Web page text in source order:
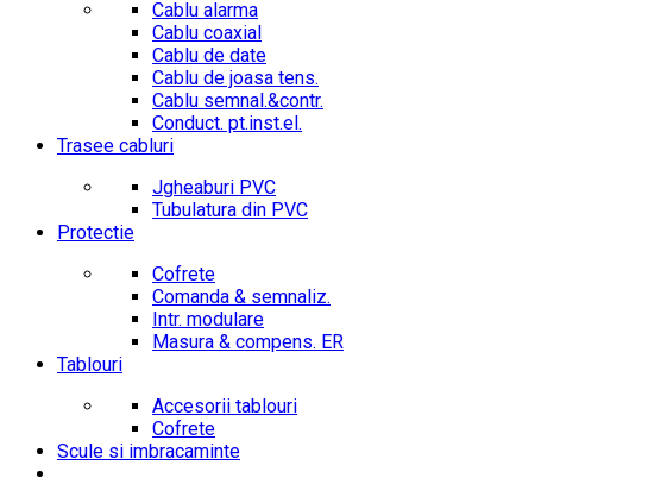
Cablu alarma
Cablu coaxial
Cablu de date
Cablu de joasa tens.
Cablu semnal.&contr.
Conduct. pt.inst.el.
Trasee cabluri
Jgheaburi PVC
Tubulatura din PVC
Protectie
Cofrete
Comanda & semnaliz.
Intr. modulare
Masura & compens. ER
Tablouri
Accesorii tablouri
Cofrete
Scule si imbracaminte